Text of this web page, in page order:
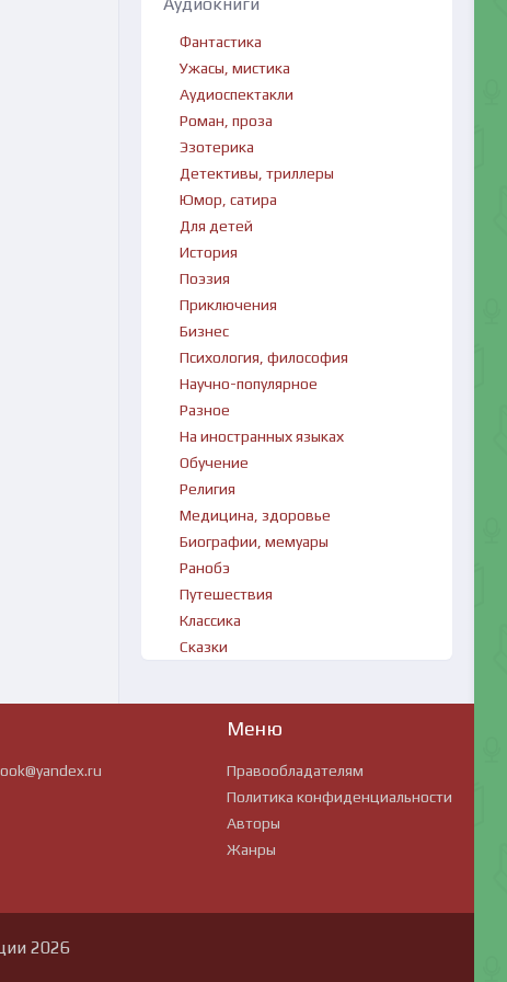
Фантастика
Ужасы, мистика
Аудиоспектакли
Роман, проза
Эзотерика
Детективы, триллеры
Юмор, сатира
Для детей
История
Поэзия
Приключения
Бизнес
Психология, философия
Научно-популярное
Разное
На иностранных языках
Обучение
Религия
Медицина, здоровье
Биографии, мемуары
Ранобэ
Путешествия
Классика
Сказки
Меню
Правообладателям
Политика конфиденциальности
Авторы
Жанры
2026